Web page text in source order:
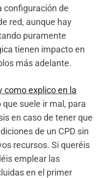
configuración de
red, aunque hay
puramente
tienen impacto en
más adelante.
como explico en la
que suele ir mal, para
en caso de tener que
de un CPD sin
recursos. Si queréis
emplear las
en el primer